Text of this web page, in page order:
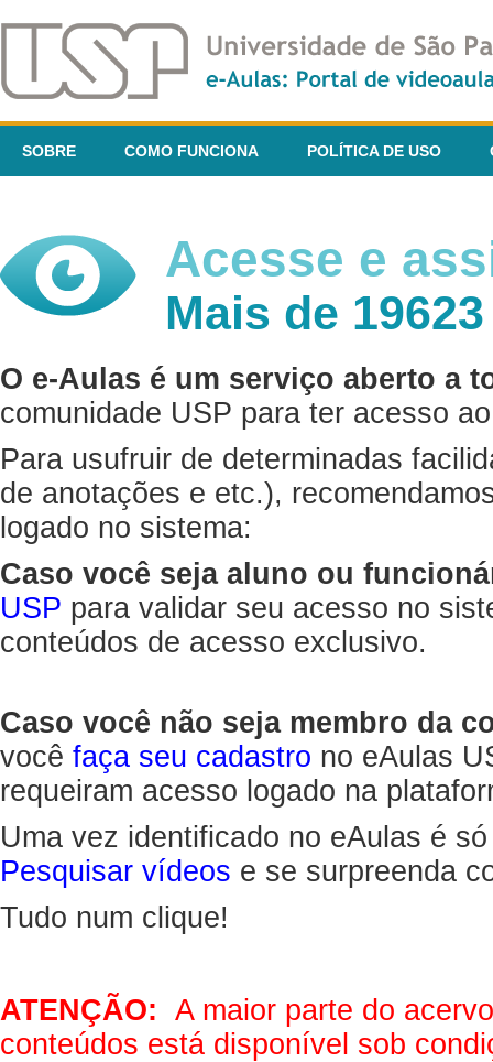
SOBRE COMO FUNCIONA POLÍTICA DE USO
Acesse e
Mais de
O e-Aulas é um serviço aberto a
comunidade USP para ter acesso
Para usufruir de determinadas
de anotações e etc.),
logado no sistema:
Caso você seja aluno ou
USP para validar seu acesso no
conteúdos de acesso exclusivo.
Caso você não seja membro da
você faça seu cadastro no eAulas
requeiram acesso logado na
Uma vez identificado no eAulas é
Pesquisar vídeos e se surpreenda
Tudo num clique!
ATENÇÃO: A maior parte do
conteúdos está disponível sob